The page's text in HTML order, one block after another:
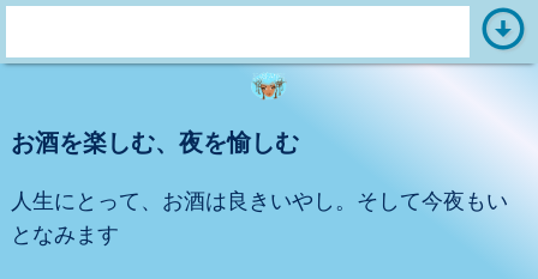
お酒を楽しむ、夜を愉しむ
人生にとって、お酒は良きいやし。そして今夜もい
となみます
e
r
h
arrow_circle_down